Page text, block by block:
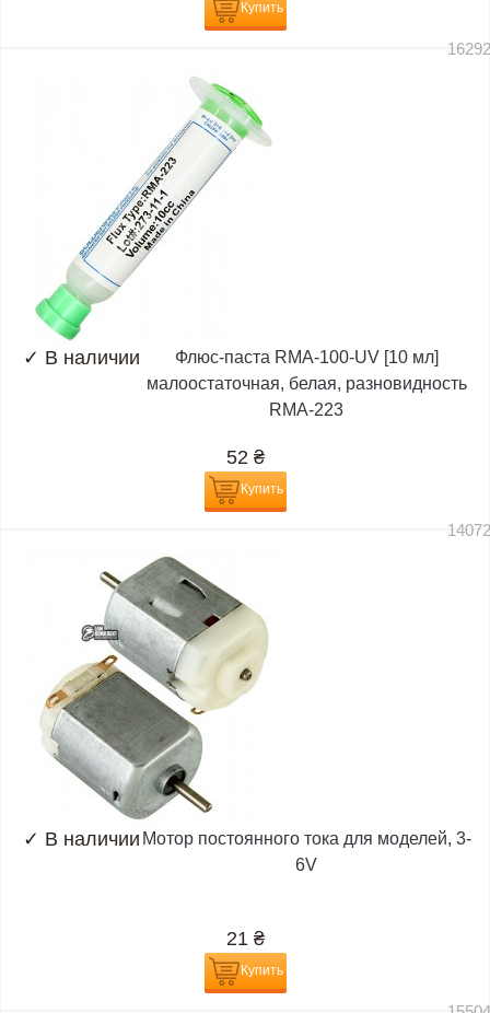
Купить
✓ В наличии
Флюс-паста RMA-100-UV [10 мл]
малоостаточная, белая, разновидность
RMA-223
52 ₴
Купить
✓ В наличии Мотор постоянного тока для моделей, 3-
6V
21 ₴
Купить